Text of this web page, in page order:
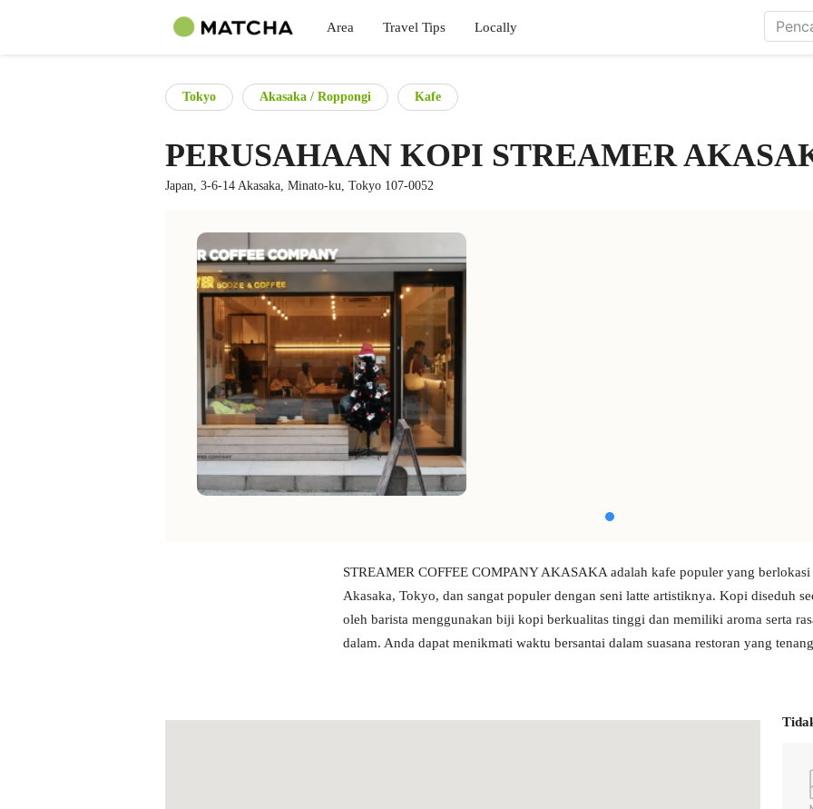
Area Travel Tips Locally
Tokyo Akasaka / Roppongi Kafe
PERUSAHAAN KOPI STREAMER
Japan, 3-6-14 Akasaka, Minato-ku, Tokyo 107-0052
STREAMER COFFEE COMPANY AKASAKA adalah kafe populer yang
Akasaka, Tokyo, dan sangat populer dengan seni latte artistiknya. Kopi diseduh
oleh barista menggunakan biji kopi berkualitas tinggi dan memiliki aroma serta
dalam. Anda dapat menikmati waktu bersantai dalam suasana restoran yang